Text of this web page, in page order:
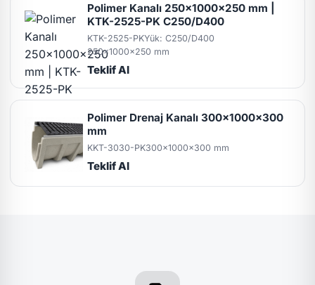
Polimer Kanalı 250x1000x250 mm |
KTK-2525-PK C250/D400
KTK-2525-PKYük: C250/D400
250x1000x250 mm
Teklif Al
Polimer Drenaj Kanalı 300x1000x300
mm
KKT-3030-PK300x1000x300 mm
Teklif Al